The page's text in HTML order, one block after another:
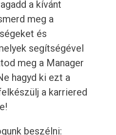
a kívánt
meg a
és
segítségével
meg a Manager
hagyd ki ezt a
a karriered
beszélni: